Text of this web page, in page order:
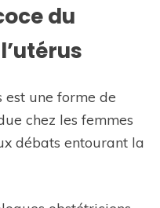
du
est une forme de
chez les femmes
débats entourant la